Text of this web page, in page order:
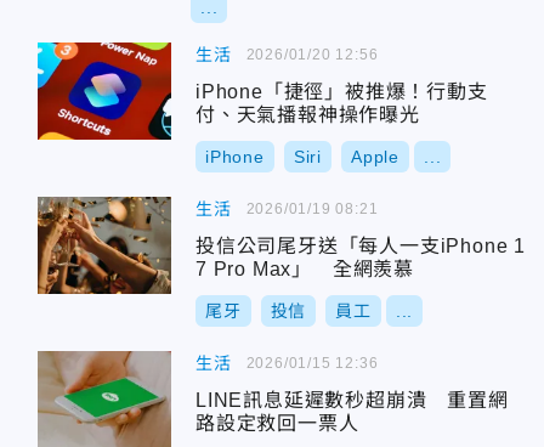
生活
iPhone「捷徑」被推爆！行動支
付、天氣播報神操作曝光
iPhone Siri Apple
2026/01/20 12:56
生活
投信公司尾牙送「每人一支iPhone 1
7 Pro Max」 全網羨慕
尾牙 投信 員工
2026/01/19 08:21
生活
LINE訊息延遲數秒超崩潰 重置網
路設定救回一票人
2026/01/15 12:36